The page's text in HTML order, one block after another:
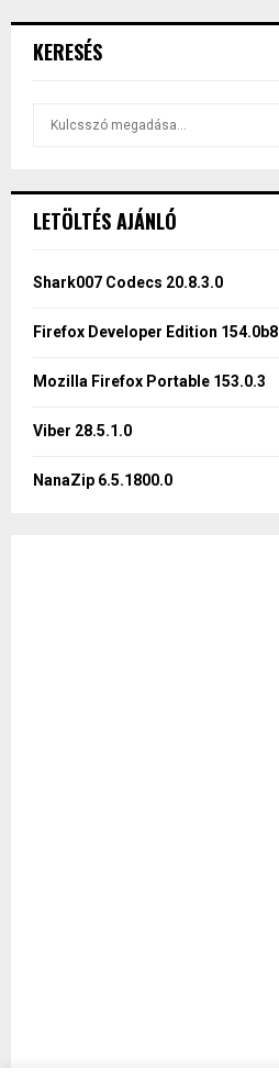
KERESÉS
h
o
:
LETÖLTÉS AJÁNLÓ
Shark007 Codecs 20.8.3.0
Firefox Developer Edition 154.0b8
Mozilla Firefox Portable 153.0.3
Viber 28.5.1.0
NanaZip 6.5.1800.0